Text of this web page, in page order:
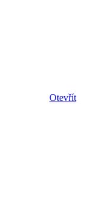
Otevřít